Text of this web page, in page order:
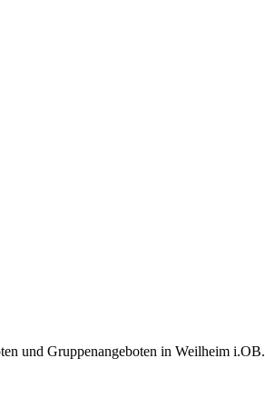
und Gruppenangeboten in Weilheim i.OB.